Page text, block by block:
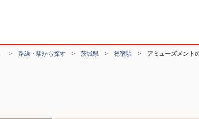
> 路線・駅から探す > 茨城県 > 徳宿駅 > アミューズメント